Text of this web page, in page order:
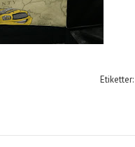
Etiketter: